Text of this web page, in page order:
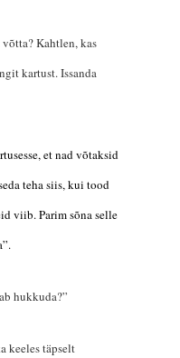
Kahtlen, kas
kartust. Issanda
et nad võtaksid
tehasiis, kui tood
viib. Parim sõna selle
hukkuda?”
keeles täpselt